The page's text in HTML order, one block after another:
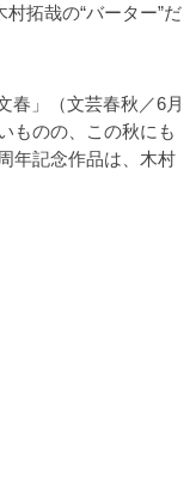
拓哉の“バーター”だ
春」（文芸春秋／6月
ものの、この秋にも
年記念作品は、木村